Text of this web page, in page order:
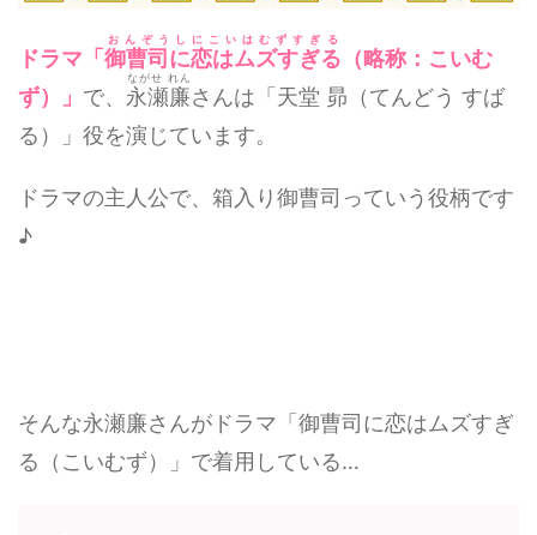
ドラマ「 御曹司に恋はムズすぎる
おんぞうしにこいはむずすぎる
（略称：こいむ
ず）」 で、 永瀬廉
ながせ れん
さんは「天堂 昴（てんどう すば
る）」役を演じています。
ドラマの主人公で、箱入り御曹司っていう役柄です
♪
そんな永瀬廉さんがドラマ「御曹司に恋はムズすぎ
る（こいむず）」で着用している…